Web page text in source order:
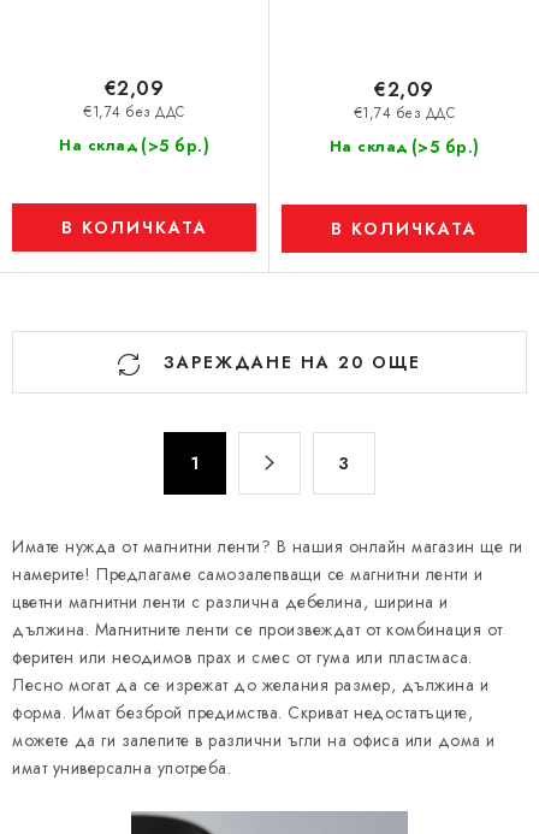
На склад (>5 бр.)
€1,74 без ДДС
€2,09
В КОЛИЧКАТА
На склад (>5 бр.)
€1,74 без ДДС
€2,09
В КОЛИЧКАТА
К
л
н
и
е
л
е
м
е
н
ЗАРЕЖДАНЕ НА 20 ОЩЕ
и
н
а
ц
и
я
1 3
Имате нужда от магнитни ленти? В нашия онлайн магазин ще ги
намерите! Предлагаме самозалепващи се магнитни ленти и
цветни магнитни ленти с различна дебелина, ширина и
дължина. Магнитните ленти се произвеждат от комбинация от
феритен или неодимов прах и смес от гума или пластмаса.
Лесно могат да се изрежат до желания размер, дължина и
форма. Имат безброй предимства. Скриват недостатъците,
можете да ги залепите в различни ъгли на офиса или дома и
имат универсална употреба.